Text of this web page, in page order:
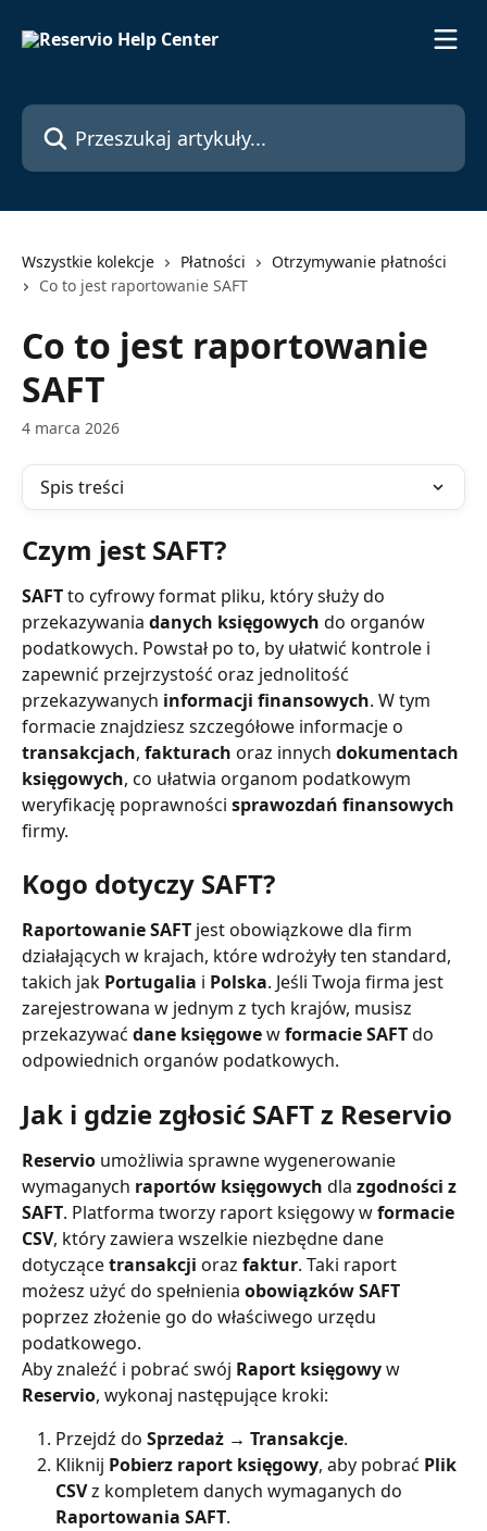
Przeszukaj artykuły...
Wszystkie kolekcje Płatności
Otrzymywanie płatności
Co to jest raportowanie SAFT
Co to jest raportowanie
SAFT
4 marca 2026
Spis treści
Czym jest SAFT?
SAFT to cyfrowy format pliku, który służy do
przekazywania danych księgowych do organów
podatkowych. Powstał po to, by ułatwić kontrole i
zapewnić przejrzystość oraz jednolitość
przekazywanych informacji finansowych. W tym
formacie znajdziesz szczegółowe informacje o
transakcjach, fakturach oraz innych dokumentach
księgowych, co ułatwia organom podatkowym
weryfikację poprawności sprawozdań finansowych
firmy.
Kogo dotyczy SAFT?
Raportowanie SAFT jest obowiązkowe dla firm
działających w krajach, które wdrożyły ten standard,
takich jak Portugalia i Polska. Jeśli Twoja firma jest
zarejestrowana w jednym z tych krajów, musisz
przekazywać dane księgowe w formacie SAFT do
odpowiednich organów podatkowych.
Jak i gdzie zgłosić SAFT z Reservio
Reservio umożliwia sprawne wygenerowanie
wymaganych raportów księgowych dla zgodności z
SAFT. Platforma tworzy raport księgowy w formacie
CSV, który zawiera wszelkie niezbędne dane
dotyczące transakcji oraz faktur. Taki raport
możesz użyć do spełnienia obowiązków SAFT
poprzez złożenie go do właściwego urzędu
podatkowego.
Aby znaleźć i pobrać swój Raport księgowy w
Reservio, wykonaj następujące kroki:
Przejdź do Sprzedaż → Transakcje.
Kliknij Pobierz raport księgowy, aby pobrać Plik
CSV z kompletem danych wymaganych do
Raportowania SAFT.